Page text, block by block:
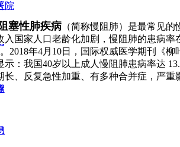
院
塞性肺疾病 （简称慢阻肺）是最常见
入国家人口老龄化加剧，慢阻肺的患病
2018年4月10日，国际权威医学期刊《
示：我国40岁以上成人慢阻肺患病率达
长、反复急性加重、有多种合并症，严